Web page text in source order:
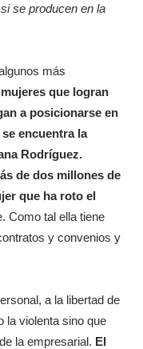
se producen en la
más
que logran
a posicionarse en
encuentra la
Rodríguez.
de dos millones de
que ha roto el
Como tal ella tiene
y convenios y
a la libertad de
la violenta sino que
la empresarial. El